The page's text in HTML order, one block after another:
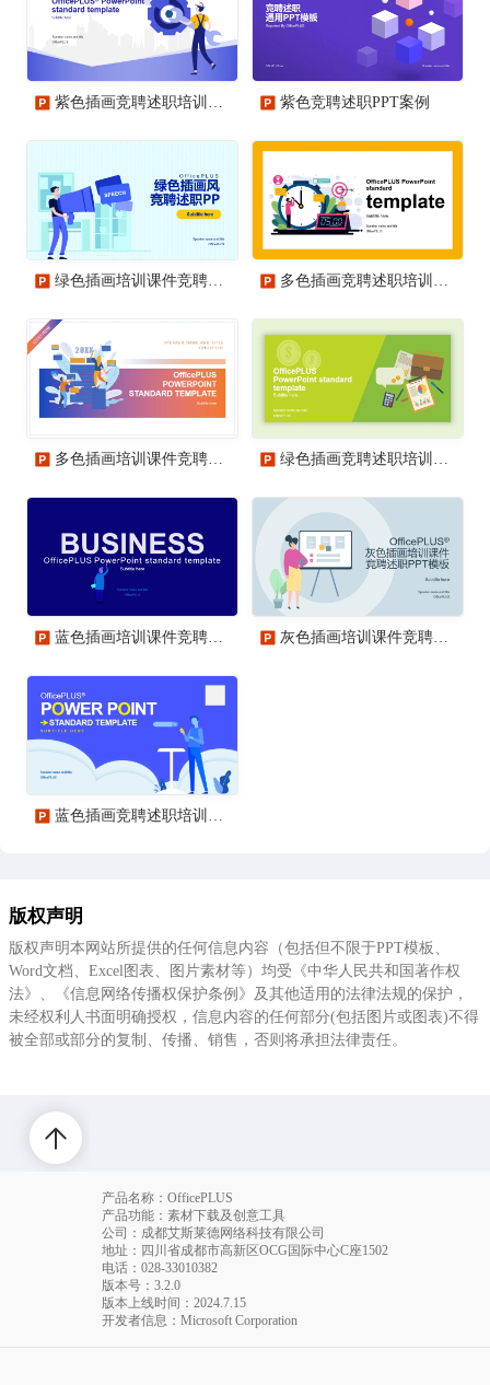
紫色竞聘述职PPT案例
版权声明
版权声明本网站所提供的任何信息内容（包括但不限于PPT模板、
Word文档、Excel图表、图片素材等）均受《中华人民共和国著作权
法》、《信息网络传播权保护条例》及其他适用的法律法规的保护，
未经权利人书面明确授权，信息内容的任何部分(包括图片或图表)不得
被全部或部分的复制、传播、销售，否则将承担法律责任。
产品名称：OfficePLUS
产品功能：素材下载及创意工具
公司：成都艾斯莱德网络科技有限公司
地址：四川省成都市高新区OCG国际中心C座1502
电话 ：028-33010382
版本号：3.2.0
版本上线时间：2024.7.15
开发者信息：Microsoft Corporation